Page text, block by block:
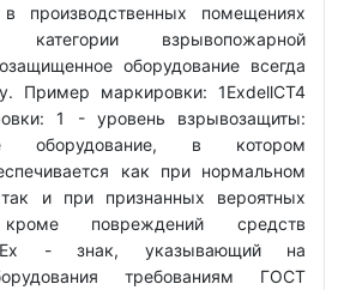
производственных помещениях
категории взрывопожарной
оборудование всегда
Пример маркировки: 1ExdellCT4
1 - уровень взрывозащиты:
оборудование, в котором
как при нормальном
и при признанных вероятных
кроме повреждений средств
Ех - знак, указывающий на
требованиям ГОСТ